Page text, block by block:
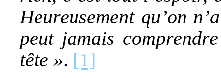
Heureusement qu’on
peut jamais
tête ». [1]